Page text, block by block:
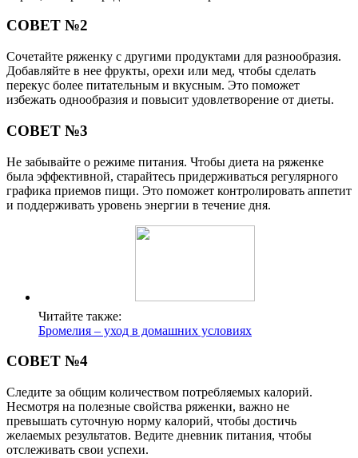
СОВЕТ №2
Сочетайте ряженку с другими продуктами для разнообразия.
Добавляйте в нее фрукты, орехи или мед, чтобы сделать
перекус более питательным и вкусным. Это поможет
избежать однообразия и повысит удовлетворение от диеты.
СОВЕТ №3
Не забывайте о режиме питания. Чтобы диета на ряженке
была эффективной, старайтесь придерживаться регулярного
графика приемов пищи. Это поможет контролировать аппетит
и поддерживать уровень энергии в течение дня.
Читайте также:
Бромелия – уход в домашних условиях
СОВЕТ №4
Следите за общим количеством потребляемых калорий.
Несмотря на полезные свойства ряженки, важно не
превышать суточную норму калорий, чтобы достичь
желаемых результатов. Ведите дневник питания, чтобы
отслеживать свои успехи.